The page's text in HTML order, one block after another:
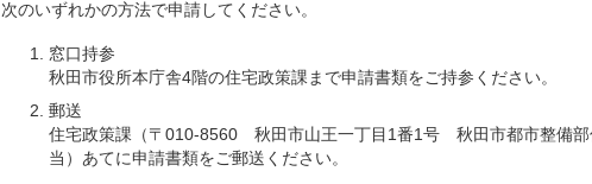
次のいずれかの方法で申請してください。
窓口持参
秋田市役所本庁舎4階の住宅政策課まで申請書類をご持参ください。
郵送
住宅政策課（〒010-8560 秋田市山王一丁目1番1号 秋田市都市整備
当）あてに申請書類をご郵送ください。